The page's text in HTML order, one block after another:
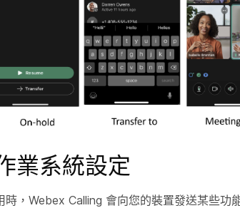
業系統設定
，Webex Calling 會向您的裝置發送某些功